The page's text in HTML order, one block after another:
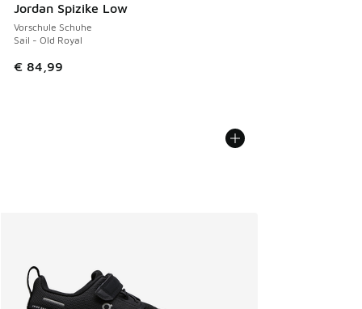
Jordan Spizike Low
Vorschule Schuhe
Sail - Old Royal
€ 84,99